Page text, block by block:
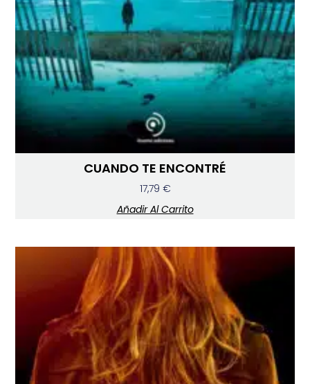
CUANDO TE ENCONTRÉ
17,79 €
Añadir Al Carrito